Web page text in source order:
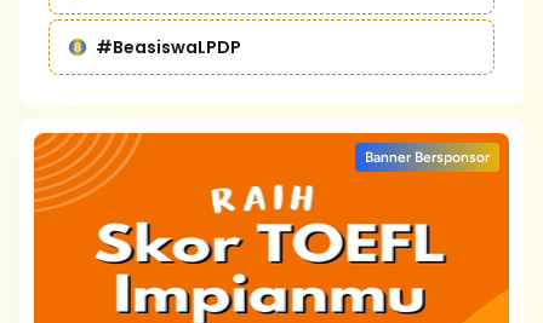
#BeasiswaLPDP
Banner Bersponsor